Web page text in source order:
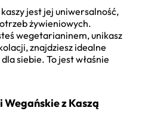
jest jej uniwersalność,
żywieniowych.
wegetarianinem, unikasz
znajdziesz idealne
dla siebie. To jest właśnie
z Kaszą